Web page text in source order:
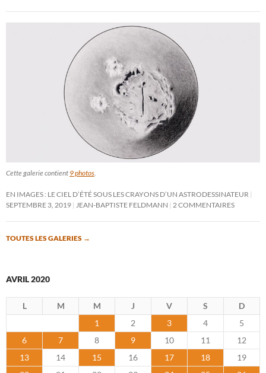
Cette galerie contient 9 photos.
EN IMAGES : LE CIEL D’ÉTÉ SOUS LES CRAYONS D’UN ASTRODESSINATEUR
SEPTEMBRE 3, 2019 JEAN-BAPTISTE FELDMANN 2 COMMENTAIRES
TOUTES LES GALERIES →
AVRIL 2020
L M M J V S
D
1
2 3 4
5
6
7 8 9 10 11
12
13
14 15 16 17 18
19